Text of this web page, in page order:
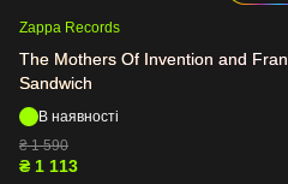
Zappa Records
The Mothers Of Invention and
Sandwich
В наявності
₴1 590
₴ 1 113